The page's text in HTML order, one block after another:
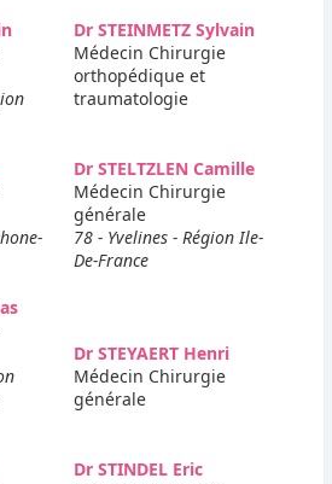
Dr STEINMETZ Sylvain
Médecin Chirurgie
orthopédique et
traumatologie
Dr STELTZLEN Camille
Médecin Chirurgie
générale
78 - Yvelines - Région Ile-
De-France
Dr STEYAERT Henri
Médecin Chirurgie
générale
Dr STINDEL Eric